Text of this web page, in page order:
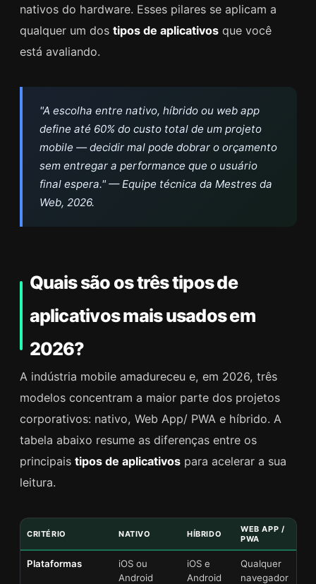
nativos do hardware. Esses pilares se aplicam a
qualquer um dos tipos de aplicativosque você
está avaliando.
"A escolha entre nativo, híbrido ou web app
define até 60% do custo total de um projeto
mobile — decidir mal pode dobrar o orçamento
sem entregar a performance que o usuário
final espera." — Equipe técnica da Mestres da
Web, 2026.
Quais são os três tipos de
aplicativos mais usados em
2026?
A indústria mobile amadureceu e, em 2026, três
modelos concentram a maior parte dos projetos
corporativos: nativo, Web App/ PWA e híbrido. A
tabela abaixo resume as diferenças entre os
principais tipos de aplicativospara acelerar a sua
leitura.
CRITÉRIO NATIVO HÍBRIDO
WEB APP /
PWA
Plataformas
iOS ou
Android
iOS e
Android
Qualquer
navegador